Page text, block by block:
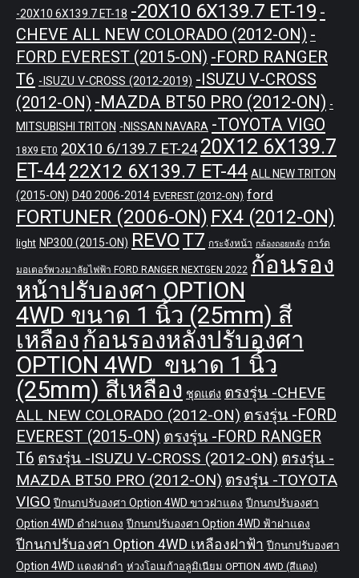
-20X10 6X139.7 ET-18 -20X10 6X139.7 ET-19 -
CHEVE ALL NEW COLORADO (2012-ON) -
FORD EVEREST (2015-ON) -FORD RANGER
T6 -ISUZU V-CROSS (2012-2019) -ISUZU V-CROSS
(2012-ON) -MAZDA BT50 PRO (2012-ON) -
MITSUBISHI TRITON -NISSAN NAVARA -TOYOTA VIGO
18X9 ET0 20X10 6/139.7 ET-24 20X12 6X139.7
ET-4422X12 6X139.7 ET-44 ALL NEW TRITON
(2015-ON) D40 2006-2014 EVEREST (2012-ON) ford
FORTUNER (2006-ON) FX4 (2012-ON)
light NP300 (2015-ON) REVOT7 กระจังหน้า กล้องถอยหลัง การ์ด
มอเตอร์พวงมาลัยไฟฟ้า FORD RANGER NEXTGEN 2022 ก้อนรอง
หน้าปรับองศา OPTION
4WD ขนาด 1 นิ้ว (25mm) สี
เหลือง ก้อนรองหลังปรับองศา
OPTION 4WD ขนาด 1 นิ้ว
(25mm) สีเหลือง ชุดแต่ง ตรงรุ่น -CHEVE
ALL NEW COLORADO (2012-ON) ตรงรุ่น -FORD
EVEREST (2015-ON) ตรงรุ่น -FORD RANGER
T6 ตรงรุ่น -ISUZU V-CROSS (2012-ON) ตรงรุ่น -
MAZDA BT50 PRO (2012-ON) ตรงรุ่น -TOYOTA
VIGO ปีกนกปรับองศา Option 4WD ขาวฝาแดง ปีกนกปรับองศา
Option 4WD ดำฝาแดง ปีกนกปรับองศา Option 4WD ฟ้าฝาแดง
ปีกนกปรับองศา Option 4WD เหลืองฝาฟ้า ปีกนกปรับองศา
Option 4WD แดงฝาดำ ห่วงโอเมก้าอลูมิเนียม OPTION 4WD (สีแดง)